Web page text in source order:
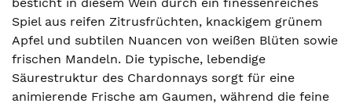
Spiel aus reifen Zitrusfrüchten, knackigem grünem
Apfel und subtilen Nuancen von weißen Blüten sowie
frischen Mandeln. Die typische, lebendige
Säurestruktur des Chardonnays sorgt für eine
animierende Frische am Gaumen, während die feine